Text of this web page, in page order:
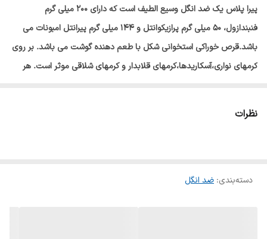
پیرا پلاس یک ضد انگل وسیع الطیف است که دارای 200 میلی گرم
فنبندازول، 50 میلی گرم پرازیکوانتل و 144 میلی گرم پیرانتل امبونات می
باشد.قرص خوراکی استخوانی شکل با طعم دهنده گوشت می باشد. بر روی
کرمهای نواری،آسکاریدها،کرمهای قلابدار و کرمهای شلاقی موثر است. هر
نظرات
دسته‌بندی: ضد انگل